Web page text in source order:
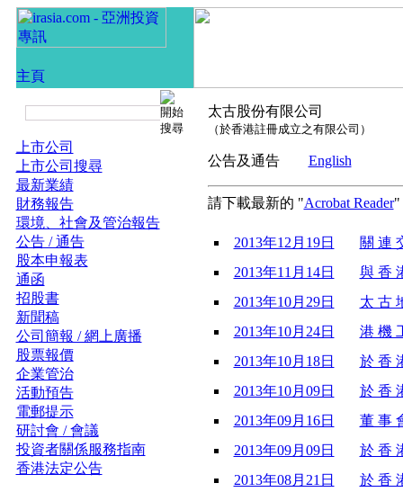
上市公司
上市公司搜尋
最新業績
財務報告
環境、社會及管治報告
公告 / 通告
股本申報表
通函
招股書
新聞稿
公司簡報 / 網上廣播
股票報價
企業管治
活動預告
電郵提示
研討會 / 會議
投資者關係服務指南
香港法定公告
太古股份有限公司
（於香港註冊成立之有限公司）
公告及通告 English
請下載最新的 "Acrobat Reader"
2013年12月19日
關 連
2013年11月14日
與 香
2013年10月29日
太 古
2013年10月24日
港 機
2013年10月18日
於 香
2013年10月09日
於 香
2013年09月16日
董 事
2013年09月09日
於 香
2013年08月21日
於 香